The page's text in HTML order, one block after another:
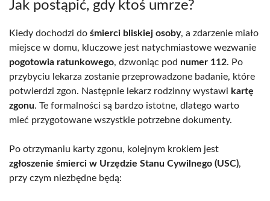
Jak postąpić, gdy ktoś umrze?
Kiedy dochodzi do śmierci bliskiej osoby, a zdarzenie miało
miejsce w domu, kluczowe jest natychmiastowe wezwanie
pogotowia ratunkowego, dzwoniąc pod numer 112. Po
przybyciu lekarza zostanie przeprowadzone badanie, które
potwierdzi zgon. Następnie lekarz rodzinny wystawi kartę
zgonu. Te formalności są bardzo istotne, dlatego warto
mieć przygotowane wszystkie potrzebne dokumenty.
Po otrzymaniu karty zgonu, kolejnym krokiem jest
zgłoszenie śmierci w Urzędzie Stanu Cywilnego (USC),
przy czym niezbędne będą: